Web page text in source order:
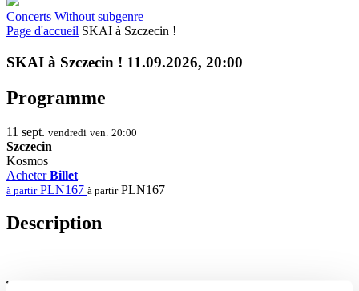
Concerts Without subgenre
Page d'accueil SKAI à Szczecin !
SKAI à Szczecin ! 11.09.2026, 20:00
Programme
11 sept. vendredi ven. 20:00
Szczecin
Kosmos
AcheterBillet
à partirPLN167 à partirPLN167
Description